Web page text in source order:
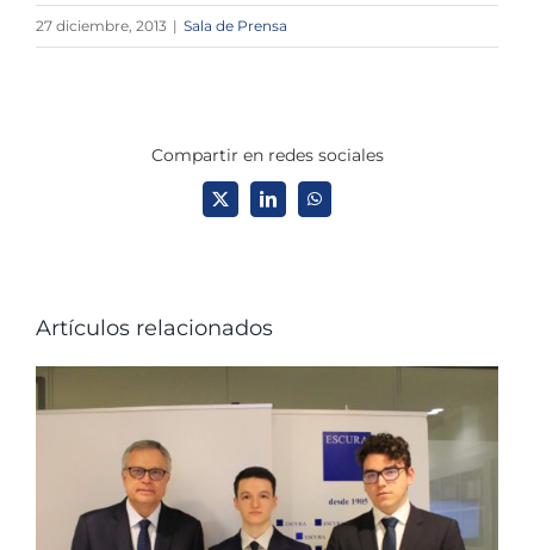
27 diciembre, 2013 | Sala de Prensa
Compartir en redes sociales
X LinkedInWhatsApp
Artículos relacionados